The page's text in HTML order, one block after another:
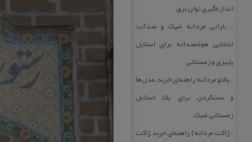
اندازه‌گیری توان برق
:: بارانی مردانه شیك و ضدآب؛
انتخابی هوشمندانه برای استایل
پاییزی و زمستانی
:: پالتو مردانه؛ راهنمای خرید، مدل‌ها
و ست‌كردن برای یك استایل
زمستانی شیك
::ژاكت مردانه | راهنمای خرید ژاكت